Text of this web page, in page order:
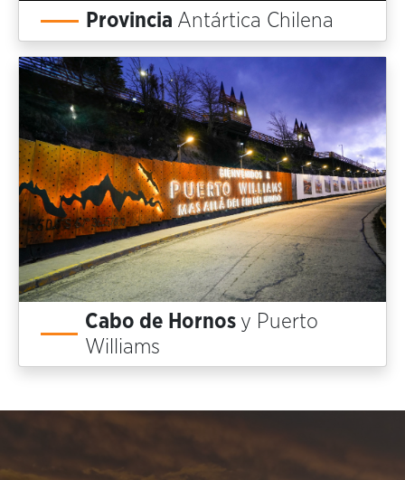
Provincia Antártica Chilena
Cabo de Hornos y Puerto
Williams